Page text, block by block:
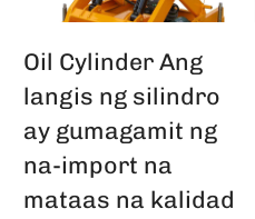
Oil Cylinder Ang
langis ng silindro
ay gumagamit ng
na-import na
mataas na kalidad